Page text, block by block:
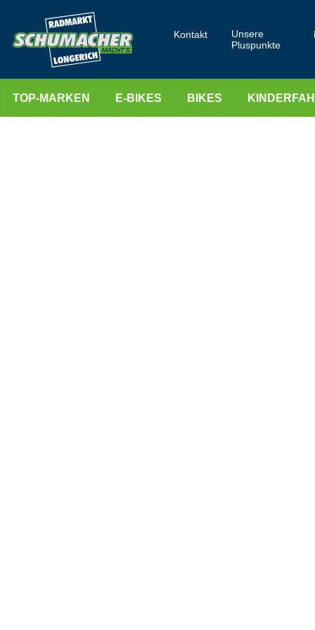
Kontakt
Unsere
Pluspunkte
TOP-MARKEN E-BIKES BIKES